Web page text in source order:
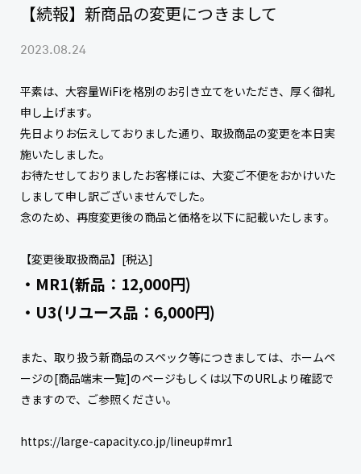
【続報】新商品の変更につきまして
2023.08.24
平素は、大容量WiFiを格別のお引き立てをいただき、厚く御礼
申し上げます。
先日よりお伝えしておりました通り、取扱商品の変更を本日実
施いたしました。
お待たせしておりましたお客様には、大変ご不便をおかけいた
しまして申し訳ございませんでした。
念のため、再度変更後の商品と価格を以下に記載いたします。
【変更後取扱商品】[税込]
・MR1(新品：12,000円)
・U3(リユース品：6,000円)
また、取り扱う新商品のスペック等につきましては、ホームペ
ージの[商品端末一覧]のページもしくは以下のURLより確認で
きますので、ご参照ください。
https://large-capacity.co.jp/lineup#mr1